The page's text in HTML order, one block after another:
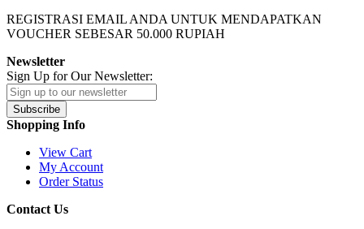
REGISTRASI EMAIL ANDA UNTUK MENDAPATKAN
VOUCHER SEBESAR 50.000 RUPIAH
Newsletter
Sign Up for Our Newsletter:
Subscribe
Shopping Info
View Cart
My Account
Order Status
Contact Us